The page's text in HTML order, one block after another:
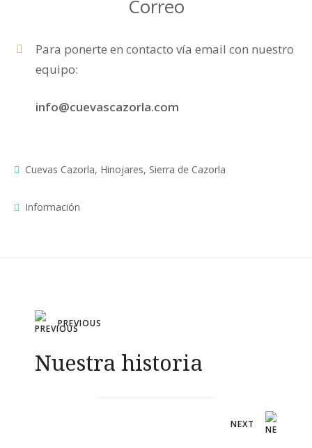
Correo
Para ponerte en contacto vía email con nuestro
equipo:
info@cuevascazorla.com
Cuevas Cazorla, Hinojares, Sierra de Cazorla
Información
Navegación
de
PREVIOUS
Nuestra historia
NEXT